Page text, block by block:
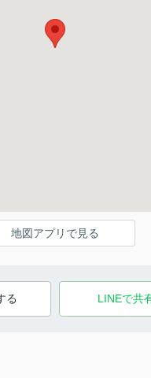
地図アプリで見る
る LINEで共